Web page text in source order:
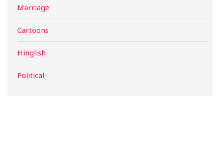
Marriage
Cartoons
Hinglish
Political